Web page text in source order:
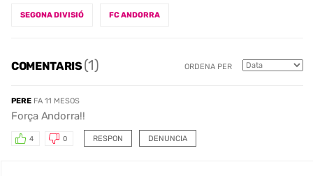
SEGONA DIVISIÓ FC ANDORRA
COMENTARIS(1) ORDENA PER
PERE FA 11 MESOS
Força Andorra!!
RESPON
4 0 DENUNCIA